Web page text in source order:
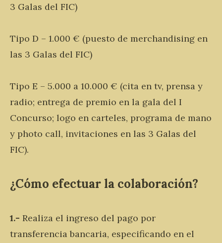
3 Galas del FIC)
Tipo D – 1.000 € (puesto de merchandising en
las 3 Galas del FIC)
Tipo E – 5.000 a 10.000 € (cita en tv, prensa y
radio; entrega de premio en la gala del I
Concurso; logo en carteles, programa de mano
y photo call, invitaciones en las 3 Galas del
FIC).
¿Cómo efectuar la colaboración?
1.- Realiza el ingreso del pago por
transferencia bancaria, especificando en el